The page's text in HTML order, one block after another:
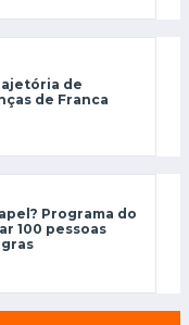
de
de Franca
Programa do
100 pessoas